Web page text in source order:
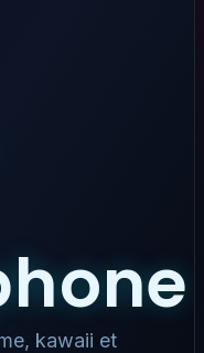
kawaii et